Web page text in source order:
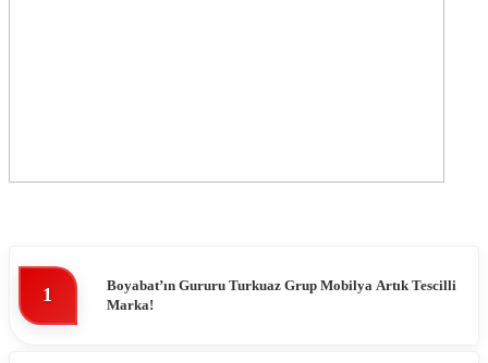
1
Boyabat’ın Gururu Turkuaz Grup Mobilya Artık Tescilli
Marka!